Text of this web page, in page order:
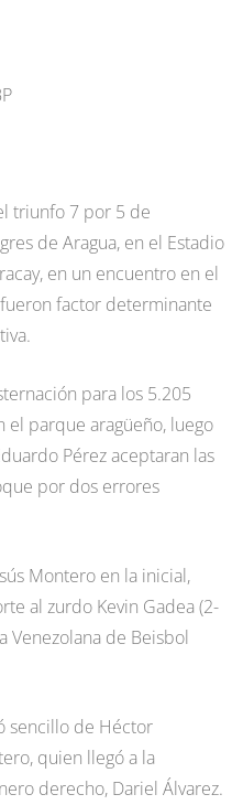
triunfo 7 por 5 de
de Aragua, en el Estadio
en un encuentro en el
factor determinante
para los 5.205
el parque aragüeño, luego
Pérez aceptaran las
por dos errores
Montero en la inicial,
al zurdo Kevin Gadea (2-
Venezolana de Beisbol
sencillo de Héctor
quien llegó a la
derecho, Dariel Álvarez.